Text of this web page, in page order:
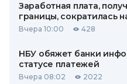
Заработная плата,
границы, сократилась
Вчера 10:00 428
НБУ обяжет банки
статусе платежей
Вчера 08:02 2022